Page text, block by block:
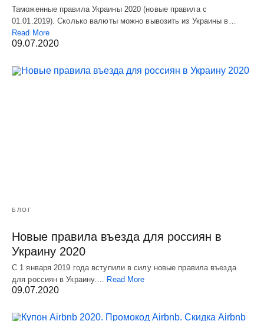
Таможенные правила Украины 2020 (новые правила с
01.01.2019). Сколько валюты можно вывозить из Украины в…
Read More
09.07.2020
БЛОГ
Новые правила въезда для россиян в
Украину 2020
С 1 января 2019 года вступили в силу новые правила въезда
для россиян в Украину.… Read More
09.07.2020